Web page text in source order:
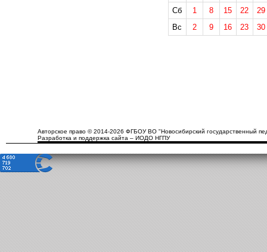
Сб
1 8 15 22
29
Вс
2 9 16 23 30
Авторское право © 2014-2026 ФГБОУ ВО "Новосибирский государственный
Разработка и поддержка сайта – ИОДО НГПУ